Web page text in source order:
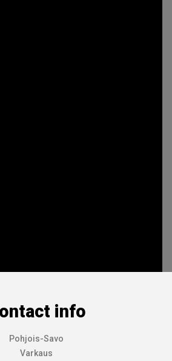
info
Pohjois-Savo
Varkaus